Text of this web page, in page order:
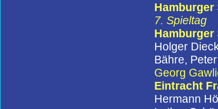
Hamburger
7. Spieltag
Hamburger
Holger
Bähre,
Georg
Eintracht
Hermann